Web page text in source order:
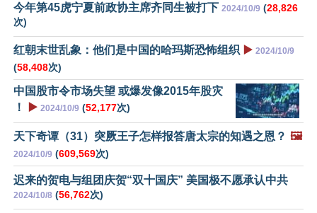
今年第45虎宁夏前政协主席齐同生被打下 2024/10/9 (28,826
次)
红朝末世乱象：他们是中国的哈玛斯恐怖组织 ▶️ 2024/10/9
(58,408次)
中国股市令市场失望 或爆发像2015年股灾
！
▶️ 2024/10/9 (52,177次)
天下奇谭（31）突厥王子怎样报答唐太宗的知遇之恩？ 🖼️
2024/10/9 (609,569次)
迟来的贺电与组团庆贺“双十国庆” 美国极不愿承认中共
2024/10/8 (56,762次)